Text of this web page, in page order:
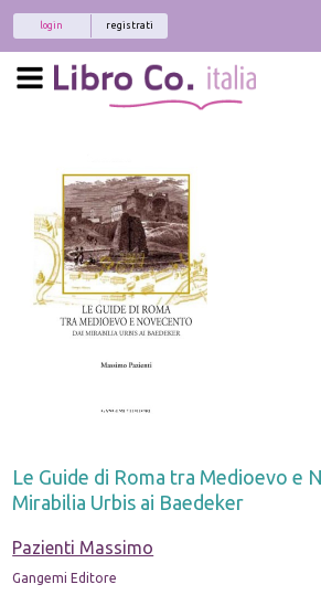
registrati
login
Le Guide di Roma tra Medioevo e
Mirabilia Urbis ai Baedeker
Pazienti Massimo
Gangemi Editore